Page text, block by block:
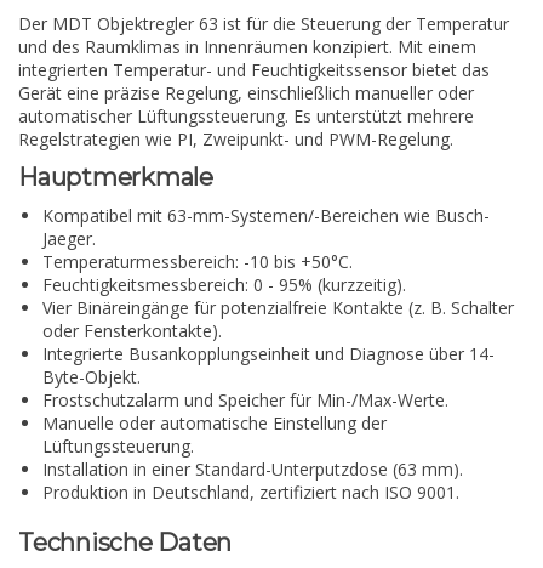
Der MDT Objektregler 63 ist für die Steuerung der Temperatur
und des Raumklimas in Innenräumen konzipiert. Mit einem
integrierten Temperatur- und Feuchtigkeitssensor bietet das
Gerät eine präzise Regelung, einschließlich manueller oder
automatischer Lüftungssteuerung. Es unterstützt mehrere
Regelstrategien wie PI, Zweipunkt- und PWM-Regelung.
Hauptmerkmale
Kompatibel mit 63-mm-Systemen/-Bereichen wie Busch-
Jaeger.
Temperaturmessbereich: -10 bis +50°C.
Feuchtigkeitsmessbereich: 0 - 95% (kurzzeitig).
Vier Binäreingänge für potenzialfreie Kontakte (z. B. Schalter
oder Fensterkontakte).
Integrierte Busankopplungseinheit und Diagnose über 14-
Byte-Objekt.
Frostschutzalarm und Speicher für Min-/Max-Werte.
Manuelle oder automatische Einstellung der
Lüftungssteuerung.
Installation in einer Standard-Unterputzdose (63 mm).
Produktion in Deutschland, zertifiziert nach ISO 9001.
Technische Daten